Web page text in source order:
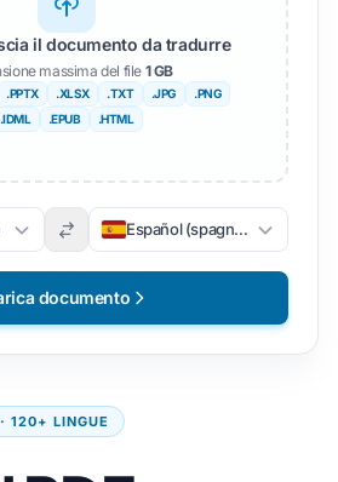
120+ LINGUE
il documento da tradurre
massima del file 1 GB
.PPTX .XLSX .TXT .JPG
.PNG
.IDML
.EPUB .HTML
Español (spagnolo)
documento